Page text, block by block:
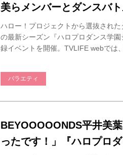
美らメンバーとダンスバ
ハロー！プロジェクトから選抜され
の最新シーズン『ハロプロダンス学
録イベントを開催。TVLIFE webでは
バラエティ
BEYOOOOONDS平井美
ったです！」『ハロプロ